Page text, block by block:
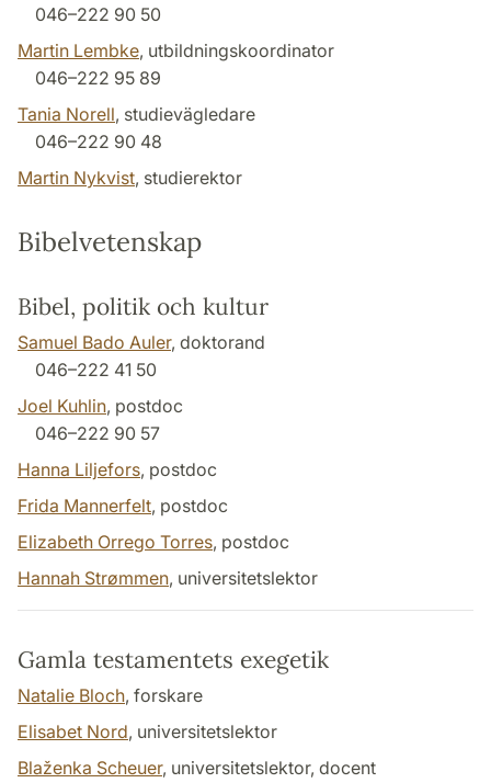
046–222 90 50
Martin Lembke, utbildningskoordinator
046–222 95 89
Tania Norell, studievägledare
046–222 90 48
Martin Nykvist, studierektor
Bibelvetenskap
Bibel, politik och kultur
Samuel Bado Auler, doktorand
046–222 41 50
Joel Kuhlin, postdoc
046–222 90 57
Hanna Liljefors, postdoc
Frida Mannerfelt, postdoc
Elizabeth Orrego Torres, postdoc
Hannah Strømmen, universitetslektor
Gamla testamentets exegetik
Natalie Bloch, forskare
Elisabet Nord, universitetslektor
Blaženka Scheuer, universitetslektor, docent